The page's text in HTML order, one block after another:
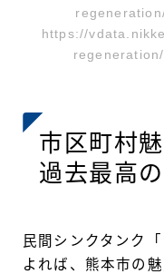
https://
市区町村
過去最高
民間シンクタンク
よれば、熊本市の